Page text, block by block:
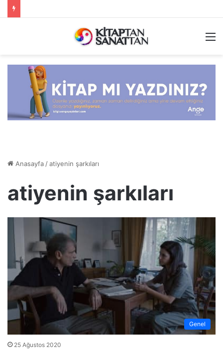
Anasayfa /atiyenin şarkıları
atiyenin şarkıları
Genel
25 Ağustos 2020